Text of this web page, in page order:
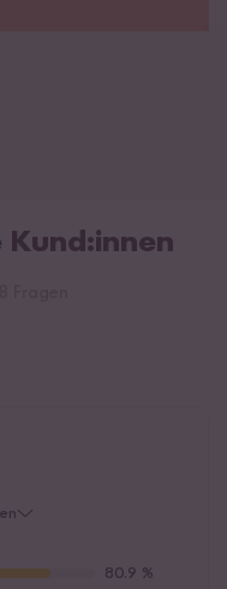
Kund:innen
80.9 %